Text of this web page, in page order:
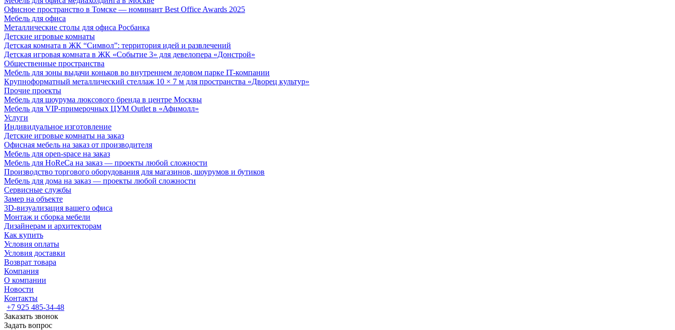
Офисное пространство в Томске — номинант Best Office Awards 2025
Мебель для офиса
Металлические столы для офиса Росбанка
Детские игровые комнаты
Детская комната в ЖК “Символ”: территория идей и развлечений
Детская игровая комната в ЖК «Событие 3» для девелопера «Донстрой»
Общественные пространства
Мебель для зоны выдачи коньков во внутреннем ледовом парке IT-компании
Крупноформатный металлический стеллаж 10 × 7 м для пространства «Дворец культур»
Прочие проекты
Мебель для шоурума люксового бренда в центре Москвы
Мебель для VIP-примерочных ЦУМ Outlet в «Афимолл»
Услуги
Индивидуальное изготовление
Детские игровые комнаты на заказ
Офисная мебель на заказ от производителя
Мебель для open-space на заказ
Мебель для HoReCa на заказ — проекты любой сложности
Производство торгового оборудования для магазинов, шоурумов и бутиков
Мебель для дома на заказ — проекты любой сложности
Сервисные службы
Замер на объекте
3D-визуализация вашего офиса
Монтаж и сборка мебели
Дизайнерам и архитекторам
Как купить
Условия оплаты
Условия доставки
Возврат товара
Компания
О компании
Новости
Контакты
+7 925 485-34-48
Заказать звонок
Задать вопрос